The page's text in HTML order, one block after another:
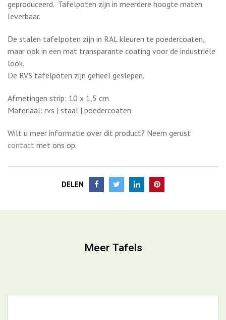
De stalen tafelpoten zijn in RAL kleuren te poedercoaten,
maar ook in een mat transparante coating voor de industriële
De RVS tafelpoten zijn geheel geslepen.
Afmetingen strip: 10 x 1,5 cm
Materiaal: rvs | staal | poedercoaten
Wilt u meer informatie over dit product? Neem gerust
contactmet ons op.
DELEN